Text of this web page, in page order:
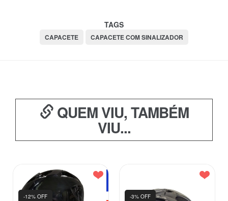
TAGS
CAPACETE CAPACETE COM SINALIZADOR
QUEM VIU, TAMBÉM
VIU...
-12% OFF -3% OFF